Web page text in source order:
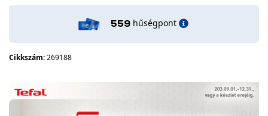
559 hűségpont
Cikkszám:269188